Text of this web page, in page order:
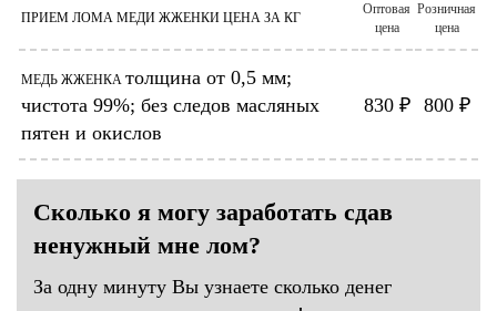
ПРИЕМ ЛОМА МЕДИ ЖЖЕНКИ ЦЕНА ЗА КГ
Оптовая
цена
Розничная
цена
МЕДЬ ЖЖЕНКА толщина от 0,5 мм;
чистота 99%; без следов масляных
пятен и окислов
830 ₽ 800 ₽
Сколько я могу заработать сдав
ненужный мне лом?
За одну минуту Вы узнаете сколько денег